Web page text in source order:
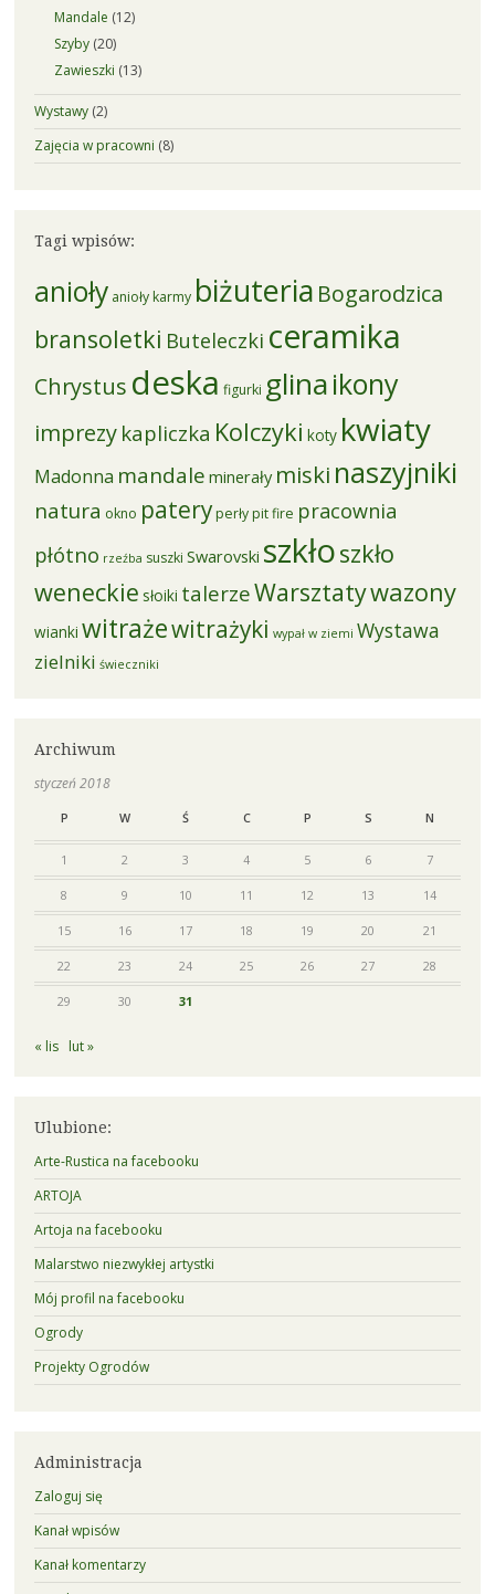
Mandale (12)
Szyby(20)
Zawieszki (13)
Wystawy(2)
Zajęcia w pracowni (8)
Tagi wpisów:
anioły anioły karmy biżuteria Bogarodzica
bransoletki Buteleczki ceramika
Chrystus deska figurki glinaikony
imprezy kapliczka Kolczyki koty kwiaty
Madonna mandale minerały miski naszyjniki
natura okno pateryperłypit fire pracownia
płótno rzeźba suszki Swarovski szkłoszkło
weneckie słoiki talerzeWarsztatywazony
wianki witrażewitrażyki wypał w ziemi Wystawa
zielniki świeczniki
Archiwum
styczeń 2018
P W Ś C P S N
1 2 3 4 5 6 7
8 9 10 11 12 13 14
15 16 17 18 19 20 21
22 23 24 25 26 27 28
29 30 31
« lis lut »
Ulubione:
Arte-Rustica na facebooku
ARTOJA
Artoja na facebooku
Malarstwo niezwykłej artystki
Mój profil na facebooku
Ogrody
Projekty Ogrodów
Administracja
Zaloguj się
Kanał wpisów
Kanał komentarzy